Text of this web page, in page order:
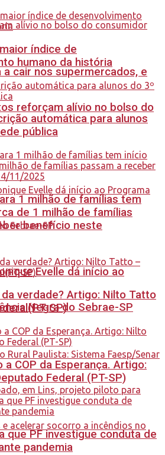
a cair nos supermercados, e
reforçam alívio no bolso do
Evelle dá início ao
Negra do Sebrae-SP
índice de
humano da história
automática para alunos
pública
1 milhão de famílias tem
de 1 milhão de famílias
benefício neste
da verdade? Artigo: Nilto Tatto
SP)
a COP da Esperança. Artigo:
Federal (PT-SP)
que PF investigue conduta de
pandemia